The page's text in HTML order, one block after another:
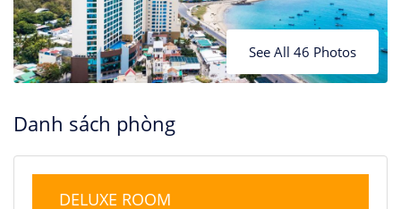
See All 46 Photos
Danh sách phòng
DELUXE ROOM